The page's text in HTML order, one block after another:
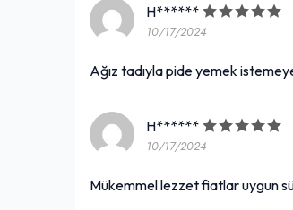
H******
10/17/2024
Ağız tadıyla pide yemek
H******
10/17/2024
Mükemmel lezzet fiatlar uygun